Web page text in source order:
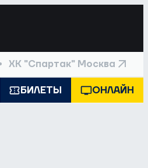
ХК "Спартак" Москва
БИЛЕТЫ ОНЛАЙН